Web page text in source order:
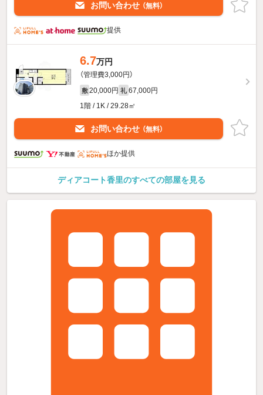
お問い合わせ （無料）
提供
6.7万円
（管理費3,000円）
敷 20,000円 礼 67,000円
1階 / 1K / 29.28㎡
お問い合わせ （無料）
ほか提供
ディアコート香里のすべての部屋を見る